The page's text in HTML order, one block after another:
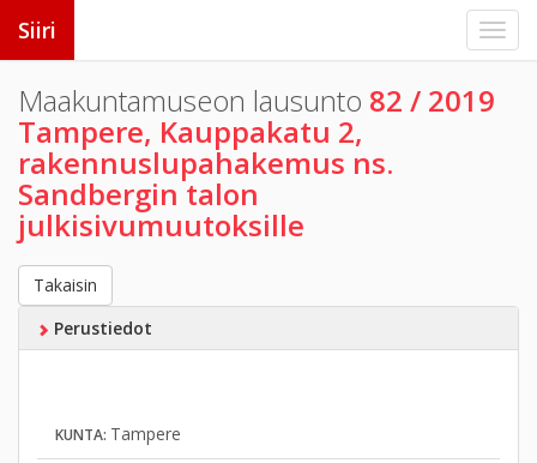
Siiri
Maakuntamuseon lausunto 82 / 2019
Tampere, Kauppakatu 2,
rakennuslupahakemus ns.
Sandbergin talon
julkisivumuutoksille
Takaisin
Perustiedot
KUNTA: Tampere